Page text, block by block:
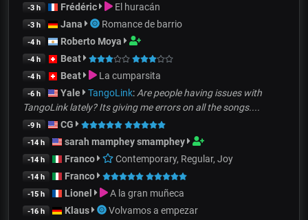
-3 h Frédéric El huracán
-3 h Jana Romance de barrio
-4 h Roberto Moya
-4 h Beat
-4 h Beat La cumparsita
-6 h Yale TangoLink: Are people having issues with
TangoLink lately? Its giving me errors on all the songs....
-9 h CG
-14 h sarah mamphey smamphey
-14 h Franco Contemporary, Regular, Joy
-14 h Franco
-15 h Lionel A la gran muñeca
-16 h Klaus Volvamos a empezar